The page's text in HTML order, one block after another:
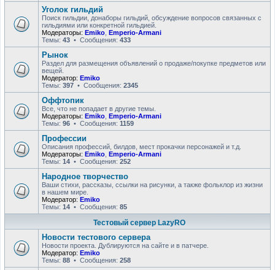
Уголок гильдий
Поиск гильдии, донаборы гильдий, обсуждение вопросов связанных с
гильдиями или конкретной гильдией.
Модераторы: Emiko Emperio-Armani
Темы: 43 • Сообщения: 433
Рынок
Раздел для размещения объявлений о продаже/покупке предметов или
вещей.
Модератор: Emiko
Темы: 397 • Сообщения: 2345
Оффтопик
Все, что не попадает в другие темы.
Модераторы: Emiko Emperio-Armani
Темы: 96 • Сообщения: 1159
Профессии
Описания профессий, билдов, мест прокачки персонажей и т.д.
Модераторы: Emiko Emperio-Armani
Темы: 14 • Сообщения: 252
Народное творчество
Ваши стихи, рассказы, ссылки на рисунки, а также фольклор из жизни
в нашем мире.
Модератор: Emiko
Темы: 14 • Сообщения: 85
Тестовый сервер LazyRO
Новости тестового сервера
Новости проекта. Дублируются на сайте и в патчере.
Модератор: Emiko
Темы: 88 • Сообщения: 258